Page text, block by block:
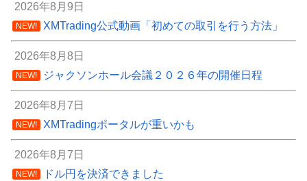
2026年8月9日
NEW! XMTrading公式動画「初めての取引を行う方法」
2026年8月8日
NEW! ジャクソンホール会議２０２６年の開催日程
2026年8月7日
NEW! XMTradingポータルが重いかも
2026年8月7日
NEW! ドル円を決済できました